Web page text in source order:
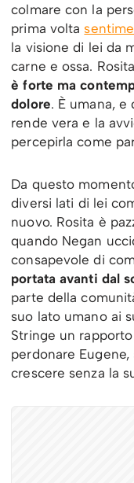
colmare con la
prima volta
la visione di lei da
carne e ossa.
è forte ma
dolore. È umana,
rende vera e la
percepirla come
Da questo
diversi lati di lei
nuovo. Rosita è
quando Negan
consapevole di
portata avanti dal
parte della
suo lato umano ai
Stringe un
perdonare
crescere senza la